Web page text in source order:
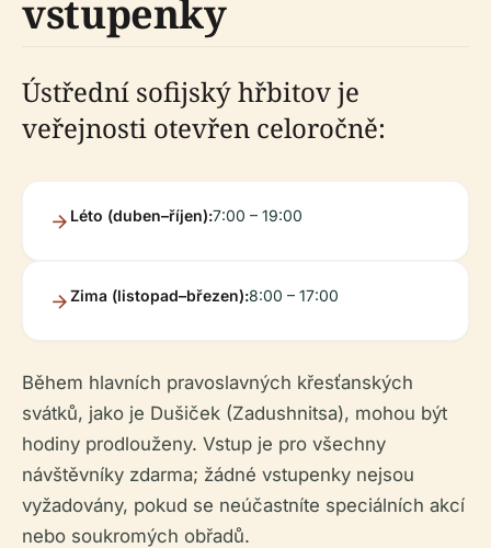
vstupenky
Ústřední sofijský hřbitov je
veřejnosti otevřen celoročně:
Léto (duben–říjen):7:00 – 19:00
Zima (listopad–březen):8:00 – 17:00
Během hlavních pravoslavných křesťanských
svátků, jako je Dušiček (Zadushnitsa), mohou být
hodiny prodlouženy. Vstup je pro všechny
návštěvníky zdarma; žádné vstupenky nejsou
vyžadovány, pokud se neúčastníte speciálních akcí
nebo soukromých obřadů.